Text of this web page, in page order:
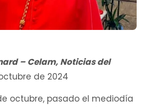
– Celam, Noticias del
de 2024
octubre, pasado el mediodía